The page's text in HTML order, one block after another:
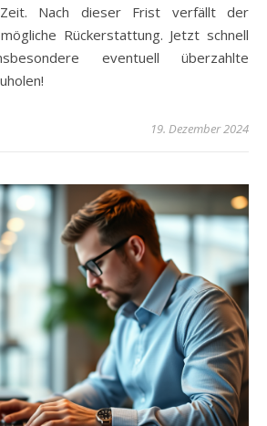
Nach dieser Frist verfällt der
Rückerstattung. Jetzt schnell
eventuell überzahlte
19. Dezember 2024